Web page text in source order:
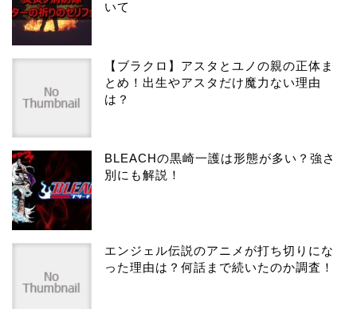
いて
【ブラクロ】アスタとユノの親の正体ま
とめ！出生やアスタだけ魔力ない理由
は？
BLEACHの黒崎一護は形態が多い？強さ
別にも解説！
エンジェル伝説のアニメが打ち切りにな
った理由は？何話まで続いたのか調査！